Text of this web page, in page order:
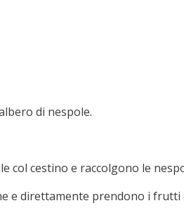
di nespole.
col cestino e raccolgono le
e direttamente prendono i